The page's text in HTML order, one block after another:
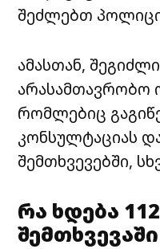
შეძლებთ
ამასთან,
არასამთავრობო
რომლებიც
კონსულტაციას
შემთხვევებში,
რა ხდება
შემთხვევაში